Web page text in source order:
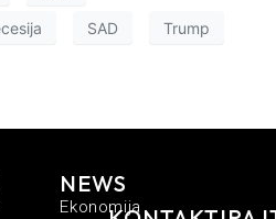
SAD Trump
NEWS
Ekonomija